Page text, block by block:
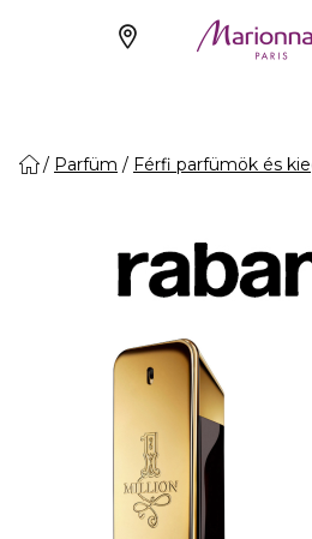
Parfüm Férfi parfümök és